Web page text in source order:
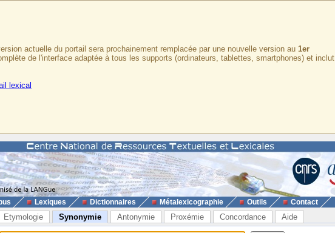
actuelle du portail sera prochainement remplacée par une nouvelle version au 1er
de l'interface adaptée à tous les supports (ordinateurs, tablettes, smartphones) et inclut
lexical
Lexiques Dictionnaires Métalexicographie Outils Contact
Etymologie Synonymie Antonymie Proxémie Concordance Aide